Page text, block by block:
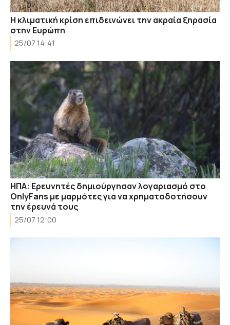
Η κλιματική κρίση επιδεινώνει την ακραία ξηρασία
στην Ευρώπη
25/07 14:41
ΗΠΑ: Ερευνητές δημιούργησαν λογαριασμό στο
OnlyFans με μαρμότες για να χρηματοδοτήσουν
την έρευνά τους
25/07 12:00